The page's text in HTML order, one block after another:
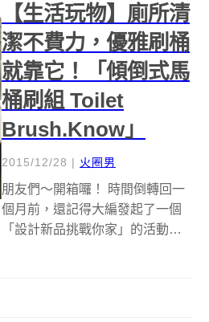
婦，已是台灣最後職...
【生活玩物】廁所清
潔不費力，優雅刷桶
就靠它！「傾倒式馬
桶刷組 Toilet
Brush.Know」
2015/12/28 | 火圈男
朋友們～開箱囉！ 時間倒轉回一
個月前，還記得大編發起了一個
「設計新品挑戰你家」的活動，